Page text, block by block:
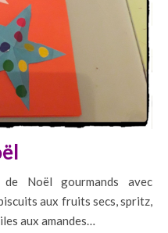
Noël gourmands avec
aux fruits secs, spritz,
aux amandes…